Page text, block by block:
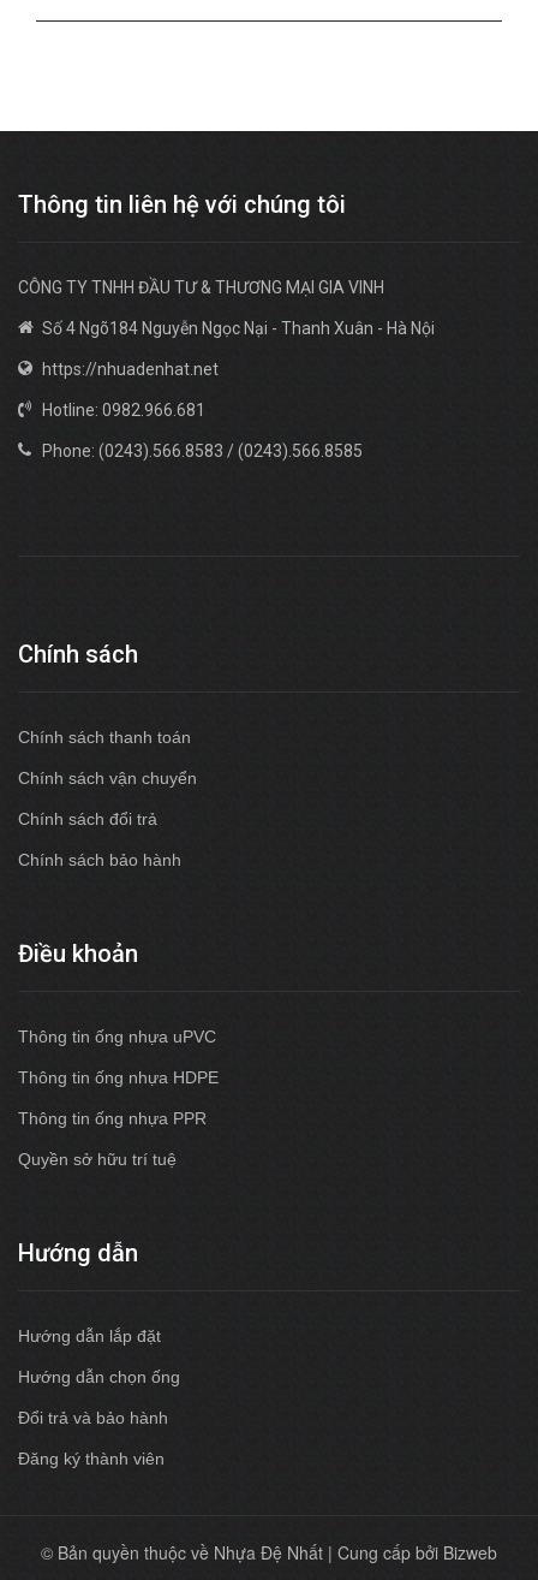
Thông tin liên hệ với chúng tôi
CÔNG TY TNHH ĐẦU TƯ & THƯƠNG MẠI GIA VINH
Số 4 Ngõ184 Nguyễn Ngọc Nại - Thanh Xuân - Hà Nội
https://nhuadenhat.net
Hotline: 0982.966.681
Phone: (0243).566.8583 / (0243).566.8585
Chính sách
Chính sách thanh toán
Chính sách vận chuyển
Chính sách đổi trả
Chính sách bảo hành
Điều khoản
Thông tin ống nhựa uPVC
Thông tin ống nhựa HDPE
Thông tin ống nhựa PPR
Quyền sở hữu trí tuệ
Hướng dẫn
Hướng dẫn lắp đặt
Hướng dẫn chọn ống
Đổi trả và bảo hành
Đăng ký thành viên
© Bản quyền thuộc về Nhựa Đệ Nhất | Cung cấp bởi Bizweb